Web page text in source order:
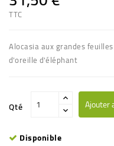
TTC
Alocasia aux grandes feuilles
d'oreille d'éléphant
Qté Ajouter
Disponible